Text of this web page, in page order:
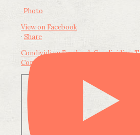
Photo
View on Facebook
· Share
Condividi su FacebookCondividi su
Condividi su LinkedIn